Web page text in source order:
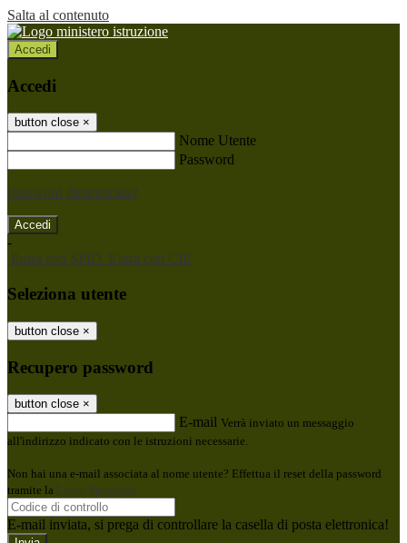
Salta al contenuto
Accedi
Accedi
button close ×
Nome Utente
Password
Password dimenticata?
-
Entra con SPID Entra con CIE
Seleziona utente
button close ×
Recupero password
button close ×
E-mail Verrà inviato un messaggio
all'indirizzo indicato con le istruzioni necessarie.
Non hai una e-mail associata al nome utente? Effettua il reset della password
tramite la Login Spaggiari
E-mail inviata, si prega di controllare la casella di posta elettronica!